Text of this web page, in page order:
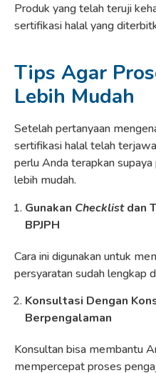
Produk yang telah teruji
sertifikasi halal yang
Tips Agar
Lebih Mudah
Setelah pertanyaan
sertifikasi halal telah
perlu Anda terapkan
lebih mudah.
Gunakan Checklistdan
BPJPH
Cara ini digunakan untuk
persyaratan sudah lengkap
Konsultasi Dengan
Berpengalaman
Konsultan bisa membantu
mempercepat proses